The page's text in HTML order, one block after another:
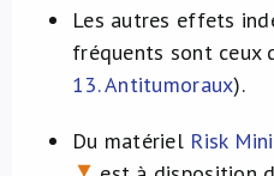
Les autres effets
fréquents sont ceux
13. Antitumoraux).
Du matériel Risk